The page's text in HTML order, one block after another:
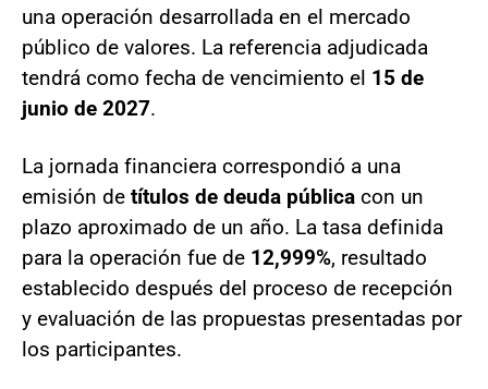
una operación desarrollada en el mercado
público de valores. La referencia adjudicada
tendrá como fecha de vencimiento el 15 de
junio de 2027.
La jornada financiera correspondió a una
emisión de títulos de deuda pública con un
plazo aproximado de un año. La tasa definida
para la operación fue de 12,999%, resultado
establecido después del proceso de recepción
y evaluación de las propuestas presentadas por
los participantes.